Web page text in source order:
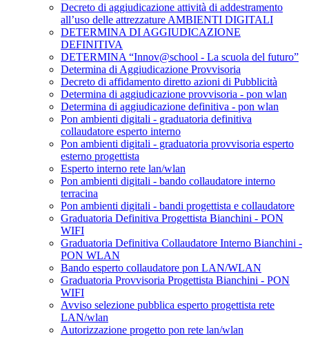
Decreto di aggiudicazione attività di addestramento
all’uso delle attrezzature AMBIENTI DIGITALI
DETERMINA DI AGGIUDICAZIONE
DEFINITIVA
DETERMINA “Innov@school - La scuola del futuro”
Determina di Aggiudicazione Provvisoria
Decreto di affidamento diretto azioni di Pubblicità
Determina di aggiudicazione provvisoria - pon wlan
Determina di aggiudicazione definitiva - pon wlan
Pon ambienti digitali - graduatoria definitiva
collaudatore esperto interno
Pon ambienti digitali - graduatoria provvisoria esperto
esterno progettista
Esperto interno rete lan/wlan
Pon ambienti digitali - bando collaudatore interno
terracina
Pon ambienti digitali - bandi progettista e collaudatore
Graduatoria Definitiva Progettista Bianchini - PON
WIFI
Graduatoria Definitiva Collaudatore Interno Bianchini -
PON WLAN
Bando esperto collaudatore pon LAN/WLAN
Graduatoria Provvisoria Progettista Bianchini - PON
WIFI
Avviso selezione pubblica esperto progettista rete
LAN/wlan
Autorizzazione progetto pon rete lan/wlan